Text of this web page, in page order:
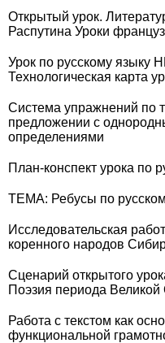
Открытый урок.
Распутина Уроки
Урок по русскому языку
Технологическая карта
Система упражнений по
предложении с
определениями
План-конспект урока по
ТЕМА: Ребусы по
Исследовательская
коренного народов
Сценарий открытого
Поэзия периода
Работа с текстом как
функциональной